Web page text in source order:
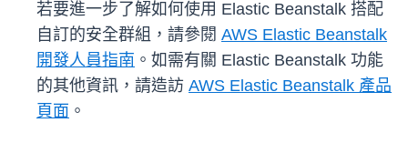
若要進一步了解如何使用 Elastic Beanstalk 搭配
自訂的安全群組，請參閱 AWS Elastic Beanstalk
開發人員指南 。如需有關 Elastic Beanstalk 功能
的其他資訊，請造訪 AWS Elastic Beanstalk 產品
頁面 。